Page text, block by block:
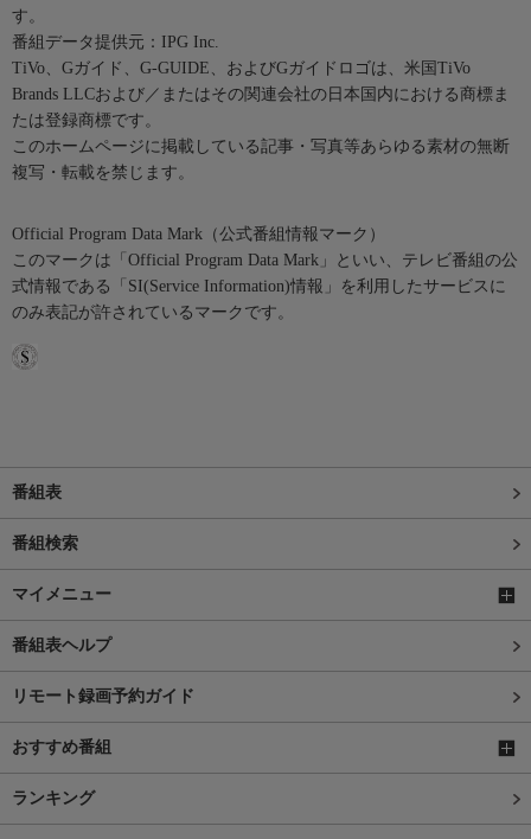
す。
番組データ提供元：IPG Inc.
TiVo、Gガイド、G-GUIDE、およびGガイドロゴは、米国TiVo
Brands LLCおよび／またはその関連会社の日本国内における商標ま
たは登録商標です。
このホームページに掲載している記事・写真等あらゆる素材の無断
複写・転載を禁じます。
Official Program Data Mark（公式番組情報マーク）
このマークは「Official Program Data Mark」といい、テレビ番組の公
式情報である「SI(Service Information)情報」を利用したサービスに
のみ表記が許されているマークです。
番組表
番組検索
マイメニュー
番組表ヘルプ
リモート録画予約ガイド
おすすめ番組
ランキング